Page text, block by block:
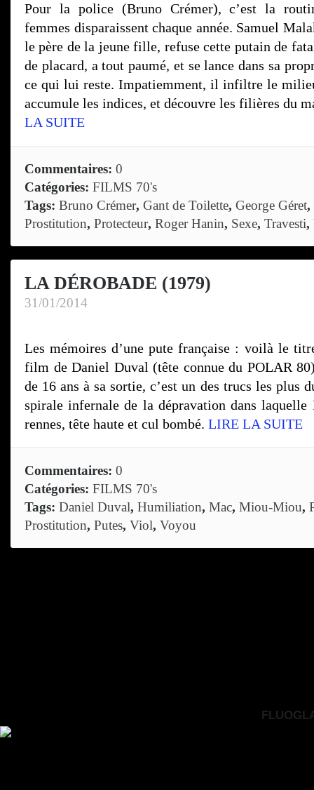
Pour la police (Bruno Crémer), c’est la
femmes disparaissent chaque année. Samuel
le père de la jeune fille, refuse cette putain de
de placard, a tout paumé, et se lance dans sa
ce qui lui reste. Impatiemment, il infiltre le
accumule les indices, et découvre les filières du
LA SUITE
Commentaires: 0
Catégories: FILMS 70's
Tags: Bruno Crémer, Gant de Toilette, George Géret,
Prostitution, Protecteur, Roger Hanin, Sexe, Travesti,
LA DÉROBADE (1979)
31/01/2014
Les mémoires d’une pute française : voilà le
film de Daniel Duval (tête connue du POLAR
de 16 ans à sa sortie, c’est un des trucs les plus
spirale infernale de la dépravation dans
rennes, tête haute et cul bombé. LIRE LA SUITE
Commentaires: 0
Catégories: FILMS 70's
Tags: Daniel Duval, Humiliation, Mac, Miou-Miou,
Prostitution, Putes, Viol, Voyou